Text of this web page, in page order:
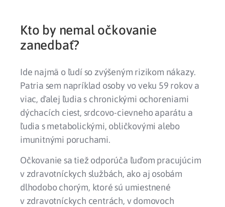
Kto by nemal očkovanie
zanedbať?
Ide najmä o ľudí so zvýšeným rizikom nákazy.
Patria sem napríklad osoby vo veku 59 rokov a
viac, ďalej ľudia s chronickými ochoreniami
dýchacích ciest, srdcovo-cievneho aparátu a
ľudia s metabolickými, obličkovými alebo
imunitnými poruchami.
Očkovanie sa tiež odporúča ľuďom pracujúcim
v zdravotníckych službách, ako aj osobám
dlhodobo chorým, ktoré sú umiestnené
v zdravotníckych centrách, v domovoch